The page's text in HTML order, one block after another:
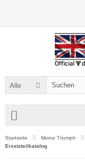
Alle
Startseite Meine Triumph
Ersatzteilkatalog